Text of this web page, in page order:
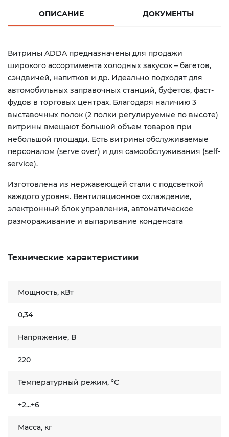
ОПИСАНИЕ ДОКУМЕНТЫ
Витрины ADDA предназначены для продажи
широкого ассортимента холодных закусок – багетов,
сэндвичей, напитков и др. Идеально подходят для
автомобильных заправочных станций, буфетов, фаст-
фудов в торговых центрах. Благодаря наличию 3
выставочных полок (2 полки регулируемые по высоте)
витрины вмещают большой объем товаров при
небольшой площади. Есть витрины обслуживаемые
персоналом (serve over) и для самообслуживания (self-
service).
Изготовлена из нержавеющей стали с подсветкой
каждого уровня. Вентиляционное охлаждение,
электронный блок управления, автоматическое
размораживание и выпаривание конденсата
Технические характеристики
Мощность, кВт
0,34
Напряжение, В
220
Температурный режим, °C
+2...+6
Масса, кг